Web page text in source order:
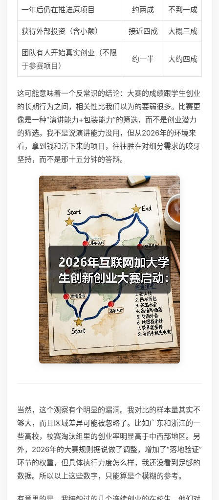
一年后仍在推进原项目 约两成 不到一成
获得外部投资（含小额） 接近四成 大概三成
团队有人开始真实创业（不限
于参赛项目）
约一半 大约四成
这可能意味着一个反常识的结论：大赛的成绩跟学生创业
的长期行为之间，相关性比我们以为的要弱很多。比赛更
像是一种“演讲能力+包装能力”的筛选，而不是创业潜力
的筛选。我不是说演讲能力没用，但从2026年的环境来
看，拿到钱和活下来的项目，往往胜在对细分需求的咬牙
坚持，而不是那十五分钟的答辩。
当然，这个观察有个明显的漏洞。我对比的样本量其实不
够大，而且区域差异可能被忽略了。比如广东和浙江的一
些高校，校赛淘汰组里的创业率明显高于中西部地区。另
外，2026年的大赛规则据说做了调整，增加了“落地验证”
环节的权重，但具体执行力度怎么样，我还没看到足够的
数据。所以以上这些数字，只能算是个模糊的参考。